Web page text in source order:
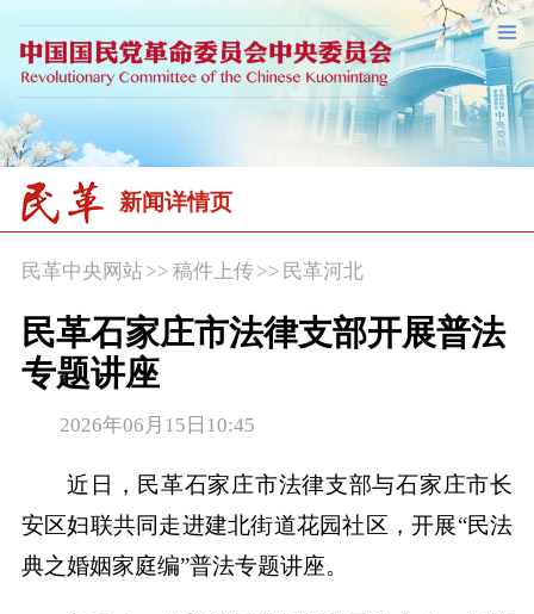
新闻详情页
民革中央网站>> 稿件上传 >> 民革河北
民革石家庄市法律支部开展普法
专题讲座
2026年06月15日10:45
近日，民革石家庄市法律支部与石家庄市长
安区妇联共同走进建北街道花园社区，开展“民法
典之婚姻家庭编”普法专题讲座。